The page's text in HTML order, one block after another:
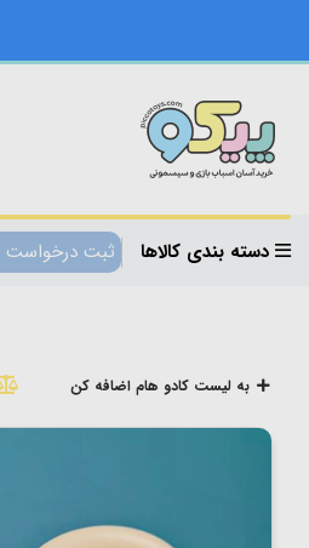
دسته بندی کالاها ثبت درخواست
به لیست کادو هام اضافه کن